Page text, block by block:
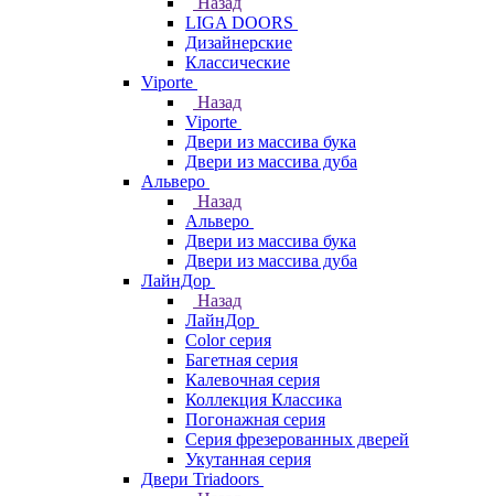
LIGA DOORS
Дизайнерские
Классические
Viporte
Назад
Viporte
Двери из массива бука
Двери из массива дуба
Альверо
Назад
Альверо
Двери из массива бука
Двери из массива дуба
ЛайнДор
Назад
ЛайнДор
Color серия
Багетная серия
Калевочная серия
Коллекция Классика
Погонажная серия
Серия фрезерованных дверей
Укутанная серия
Двери Triadoors